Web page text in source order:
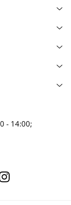
- 14:00;